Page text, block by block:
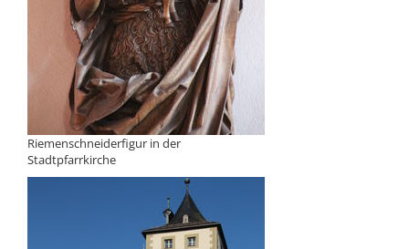
Riemenschneiderfigur in der
Stadtpfarrkirche